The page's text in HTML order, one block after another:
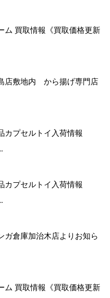
ム 買取情報《買取価格更新
店敷地内 から揚げ専門店
カプセルトイ入荷情報
カプセルトイ入荷情報
ガ倉庫加治木店よりお知ら
ム 買取情報《買取価格更新